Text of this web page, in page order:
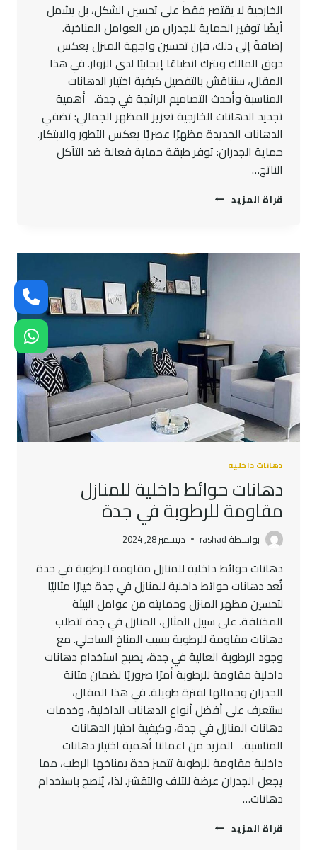
الخارجية لا يقتصر فقط على تحسين الشكل، بل يشمل
أيضًا توفير الحماية للجدران من العوامل المناخية.
إضافةً إلى ذلك، فإن تحسين واجهة المنزل يعكس
ذوق المالك ويترك انطباعًا إيجابيًا لدى الزوار. في هذا
المقال، سنناقش بالتفصيل كيفية اختيار الدهانات
المناسبة وأحدث التصاميم الرائجة في جدة. أهمية
تجديد الدهانات الخارجية تعزيز المظهر الجمالي: تضفي
الدهانات الجديدة مظهرًا عصريًا يعكس التطور والابتكار.
حماية الجدران: توفر طبقة حماية فعالة ضد التآكل
الناتج…
قراة المزيد أجمل
للمنازل
دهانات داخليه
دهانات حوائط داخلية للمنازل
مقاومة للرطوبة في جدة
بواسطة rashad ديسمبر 28, 2024
دهانات حوائط داخلية للمنازل مقاومة للرطوبة في جدة
تُعد دهانات حوائط داخلية للمنازل في جدة خيارًا مثاليًا
لتحسين مظهر المنزل وحمايته من عوامل البيئة
المختلفة. على سبيل المثال، المنازل في جدة تتطلب
دهانات مقاومة للرطوبة بسبب المناخ الساحلي. مع
وجود الرطوبة العالية في جدة، يصبح استخدام دهانات
داخلية مقاومة للرطوبة أمرًا ضروريًا لضمان متانة
الجدران وجمالها لفترة طويلة. في هذا المقال،
سنتعرف على أفضل أنواع الدهانات الداخلية، وخدمات
دهانات المنازل في جدة، وكيفية اختيار الدهانات
المناسبة. المزيد من اعمالنا أهمية اختيار دهانات
داخلية مقاومة للرطوبة تتميز جدة بمناخها الرطب، مما
يجعل الجدران عرضة للتلف والتقشر. لذا، يُنصح باستخدام
دهانات…
قراة المزيد دهانات